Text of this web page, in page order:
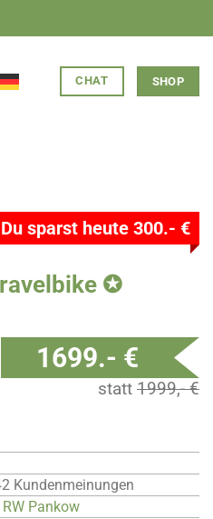
CHAT SHOP
Du sparst heute 300.- €
✪
1699.- €
statt 1999,- €
Kundenmeinungen
RW Pankow